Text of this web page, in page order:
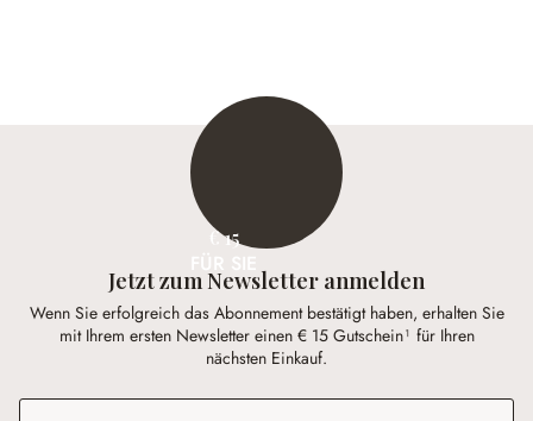
€ 15
Jetzt zum Newsletter anmelden
Wenn Sie erfolgreich das Abonnement bestätigt haben, erhalten Sie
mit Ihrem ersten Newsletter einen € 15 Gutschein¹ für Ihren
nächsten Einkauf.
E-Mail-Adresse